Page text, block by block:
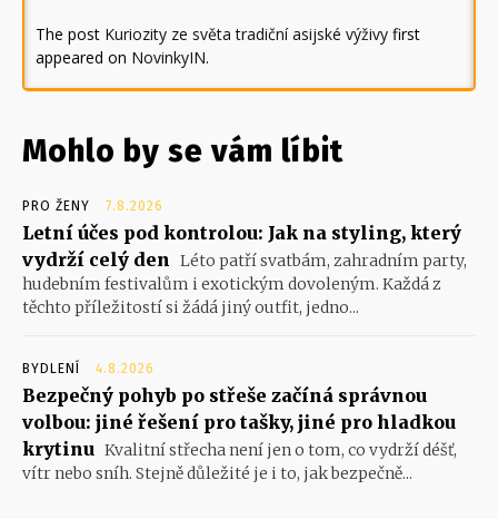
The post Kuriozity ze světa tradiční asijské výživy first
appeared on NovinkyIN.
Mohlo by se vám líbit
PRO ŽENY 7.8.2026
Letní účes pod kontrolou: Jak na styling, který
vydrží celý den Léto patří svatbám, zahradním party,
hudebním festivalům i exotickým dovoleným. Každá z
těchto příležitostí si žádá jiný outfit, jedno...
BYDLENÍ 4.8.2026
Bezpečný pohyb po střeše začíná správnou
volbou: jiné řešení pro tašky, jiné pro hladkou
krytinu Kvalitní střecha není jen o tom, co vydrží déšť,
vítr nebo sníh. Stejně důležité je i to, jak bezpečně...